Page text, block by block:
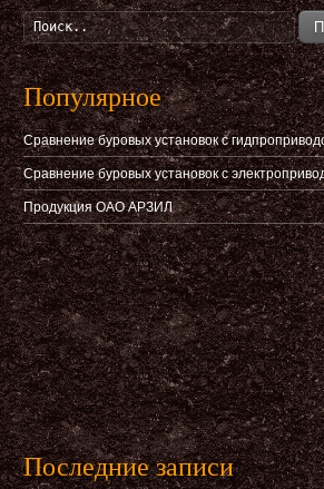
Популярное
Сравнение буровых установок с
Сравнение буровых установок с
Продукция ОАО АРЗИЛ
Последние записи